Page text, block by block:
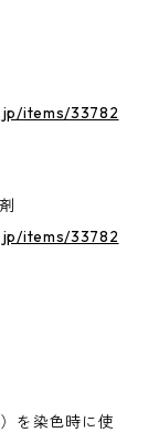
items/33782
items/33782
を染色時に使